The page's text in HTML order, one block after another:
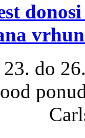
do